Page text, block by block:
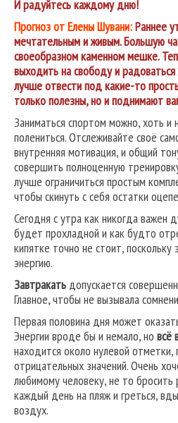
И радуйтеськаждомудню!
Прогноз от Елены Шувани:Раннее
мечтательным и живым. Большую
своеобразном каменном мешке.
выходить на свободу и
лучше отвести под какие-то
только полезны, но и поднимают
Заниматься спортом можно, хоть и
полениться. Отслеживайте своё
внутренняя мотивация, и общий
совершить полноценную
лучше ограничиться простым
чтобы скинуть с себя остатки
Сегодня с утра как никогда важен
будет прохладной и как будто
кипятке точно не стоит,
энергию.
Завтракать допускается
Главное, чтобы не вызывала
Первая половина дня может
Энергии вроде бы и немало, но всё
находится около нулевой отметки,
отрицательных значений. Очень
любимому человеку, не то
каждый день на пляж и греться,
воздух.